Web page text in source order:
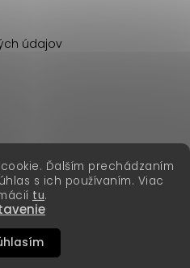
Ďalším prechádzaním
s ich používaním. Viac
tu.
údajov
. Všetky práva vyhradené.